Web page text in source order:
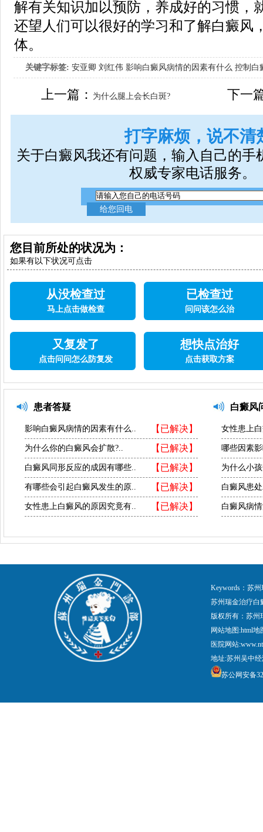
解有关知识加以预防，养成好的习惯，
还望人们可以很好的学习和了解白癜风
体。
关键字标签: 安亚卿 刘红伟 影响白癜风病情的因素有什么 控制白
女生应该如何治疗呢
上一篇： 为什么腿上会长白斑? 下一
打字麻烦，说不清
关于白癜风我还有问题，输入自己的手
权威专家电话服务。
您目前所处的状况为：
如果有以下状况可点击
从没检查过
马上点击做检查
已检查过
问问该怎么治
又复发了
点击问问怎么防复发
想快点治好
点击获取方案
患者答疑
【已解决】
影响白癜风病情的因素有什么..
【已解决】
为什么你的白癜风会扩散?..
【已解决】
白癜风同形反应的成因有哪些..
【已解决】
有哪些会引起白癜风发生的原..
【已解决】
女性患上白癜风的原因究竟有..
白癜风
女性患上
哪些因素
为什么小
白癜风患
白癜风病
Keywords：苏
苏州瑞金治疗白
版权所有：苏
网站地图:html地
医院网站
地址:苏州吴中
苏公网安备